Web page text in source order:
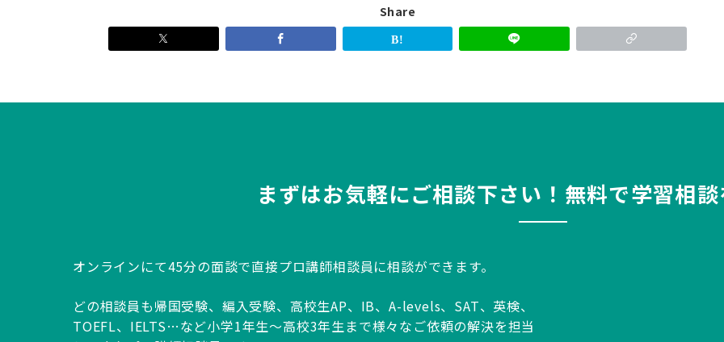
Share
まずはお気軽にご相談下さい！無料で学習相
オンラインにて45分の面談で直接プロ講師相談員に相談ができます。
どの相談員も帰国受験、編入受験、高校生AP、IB、A-levels、SAT、英検、
TOEFL、IELTS…など小学1年生～高校3年生まで様々なご依頼の解決を担当